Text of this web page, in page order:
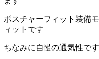
ポスチャーフィット装備
ィットです
ちなみに自慢の通気性で